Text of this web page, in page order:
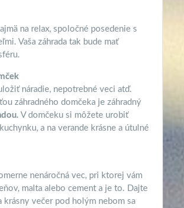
na relax, spoločné posedenie s
Vaša záhrada tak bude mať
náradie, nepotrebné veci atď.
záhradného domčeka je záhradný
V domčeku si môžete urobiť
a na verande krásne a útulné
nenáročná vec, pri ktorej vám
malta alebo cement a je to. Dajte
večer pod holým nebom sa